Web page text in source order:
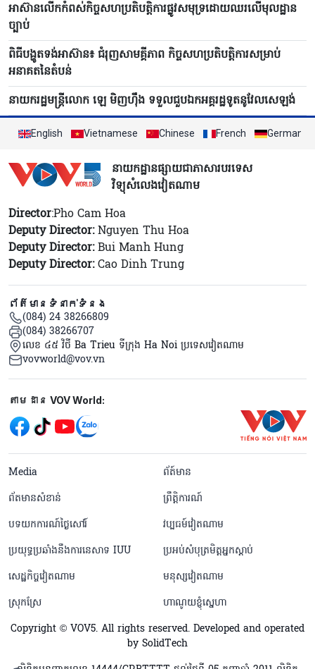
អាស៊ានលើកកំពស់កិច្ចសហប្រតិបត្តិការផ្លូវសមុទ្រដោយឈរលើមុលដ្ឋាន
ច្បាប់
ពិធីបង្ហូតទង់អាស៊ាន៖ ជំរុញសាមគ្គីភាព កិច្ចសហប្រតិបត្តិការសម្រាប់
អនាគតនៃតំបន់
នាយករដ្ឋមន្ត្រីលោក ឡេ មិញហ៊ឹង ទទួលជួបឯកអគ្គរដ្ឋទូតនូវែលសេឡង់
English Vietnamese Chinese French German
នាយកដ្ឋានផ្សាយជាភាសារបរទេស
វិទ្យុសំលេងវៀតណាម
Director:Pho Cam Hoa
Deputy Director:Nguyen Thu Hoa
Deputy Director:Bui Manh Hung
Deputy Director:Cao Dinh Trung
ព័ត៌មានទំនាក់ទំនង
(084) 24 38266809
(084) 38266707
លេខ ៤៥ វិថី Ba Trieu ទីក្រុង Ha Noi ប្រទេសវៀតណាម
vovworld@vov.vn
Mạng xã hội
តាមដាន VOV World:
menu footer tiếng Khmer
Media
ព័ត៍មាន
ព័តមានសំខាន់
ព្រឹត្តិការណ៍
បទយកការណ៍ថ្ងៃសៅរ៍
វប្បធម៍វៀតណាម
ប្រយុទ្ធប្រឆាំងនឹងការនេសាទ IUU
ប្រអប់សំបុត្រមិត្តអ្នកស្តាប់
សេដ្ឋកិច្ចវៀតណាម
មនុស្សវៀតណាម
ស្រុកស្រែ
ហាណូយខ្ញុំស្នេហា
Copyright © VOV5. All rights reserved. Developed and operated
by SolidTech